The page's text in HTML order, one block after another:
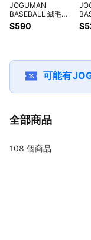
JOGUMAN
BASEBALL 絨毛吊
飾
(BRACHIO/WOODY
$590
棒
可能有
全部商品
108 個商品